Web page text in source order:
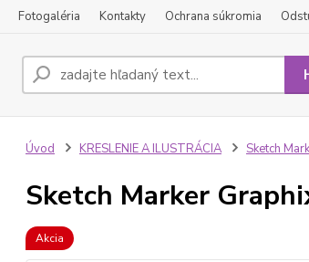
Fotogaléria Kontakty Ochrana súkromia
Úvod KRESLENIE A ILUSTRÁCIA Sketch
Sketch Marker
Akcia